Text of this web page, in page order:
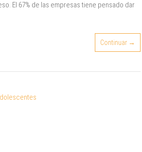
El 67% de las empresas tiene pensado dar
Continuar →